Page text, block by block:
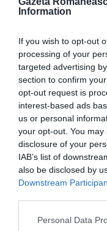
Information
If you wish to opt-out
processing of your
targeted advertising
section to confirm
opt-out request is
interest-based ads
us or personal
your opt-out. You
disclosure of your
IAB’s list of
also be disclosed by
Downstream
Personal Data
pe lângă
manipulări
ai AUR când merg
”Prioritate
”În urmă cu câteva
doamna Ministru a
Odobescu, căreia
sprijinul dat, şi am
niciun dubiu, se
sunt necesare